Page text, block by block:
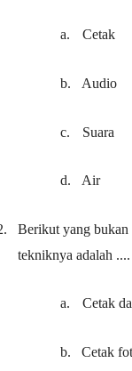
a. Cetak
b. Audio
c. Suara
d. Air
Berikut yang bukan
tekniknya adalah ....
a. Cetak
b. Cetak